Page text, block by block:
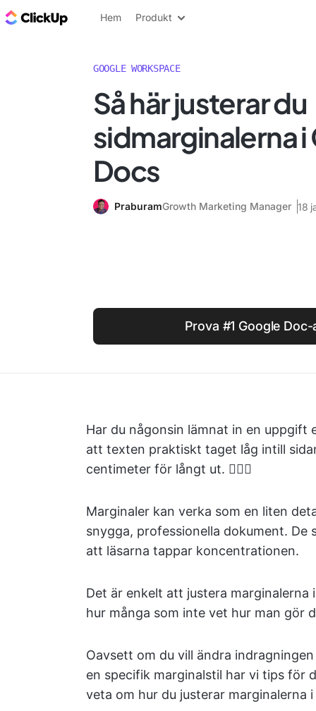
ClickUp-bloggen
Hem Produkt
GOOGLE WORKSPACE
Så här justerar du
sidmarginalerna
Docs
PraburamGrowth Marketing Manager 18
Prova #1 Google
Har du någonsin lämnat in en
att texten praktiskt taget låg intill
centimeter för långt ut. 🤦🏾‍♀️
Marginaler kan verka som en liten
snygga, professionella dokument.
att läsarna tappar koncentrationen.
Det är enkelt att justera marginalerna
hur många som inte vet hur man gör
Oavsett om du vill ändra
en specifik marginalstil har vi tips för
veta om hur du justerar marginalerna